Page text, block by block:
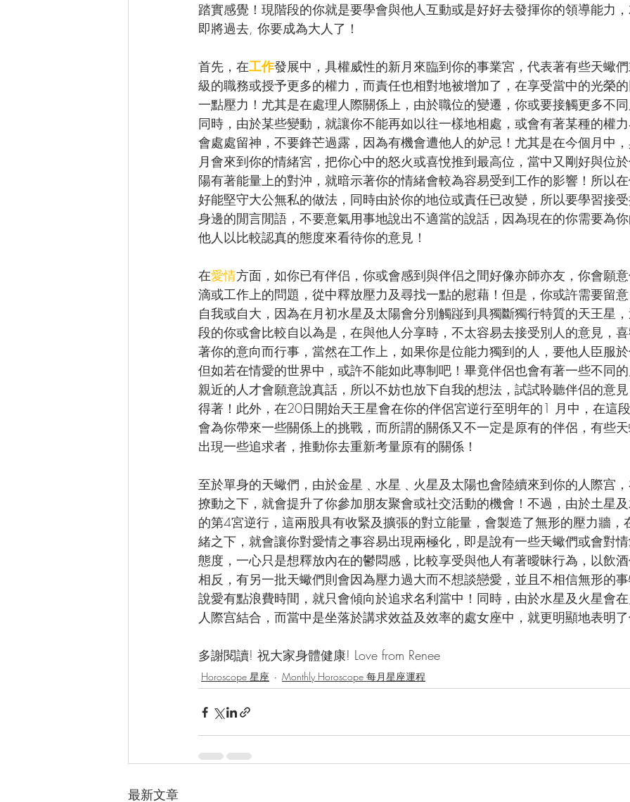
踏實感覺！現階段的你就是要學會與他人互動或是好好去發揮你的領導能力
即將過去, 你要成為大人了！
首先，在工作發展中，具權威性的新月來臨到你的事業宮，代表著有些天蠍
級的職務或授予更多的權力，而責任也相對地被增加了，在享受當中的光榮
一點壓力！尤其是在處理人際關係上，由於職位的變遷，你或要接觸更多不
同時，由於某些變動，就讓你不能再如以往一樣地相處，或會有著某種的權
會處處留神，不要鋒芒過露，因為有機會遭他人的妒忌！尤其是在今個月中
月會來到你的情緒宮，把你心中的怒火或喜悅推到最高位，當中又剛好與位
陽有著能量上的對沖，就暗示著你的情緒會較為容易受到工作的影響！所以
好能堅守大公無私的做法，同時由於你的地位或責任已改變，所以要學習接
身邊的閒言閒語，不要意氣用事地說出不適當的說話，因為現在的你需要為
他人以比較認真的態度來看待你的意見！
在愛情方面，如你已有伴侣，你或會感到與伴侣之間好像亦師亦友，你會願
滴或工作上的問題，從中釋放壓力及尋找一點的慰藉！但是，你或許需要留
自我或自大，因為在月初水星及太陽會分別觸踫到具獨斷獨行特質的天王星
段的你或會比較自以為是，在與他人分享時，不太容易去接受別人的意見，
著你的意向而行事，當然在工作上，如果你是位能力獨到的人，要他人臣服
但如若在情愛的世界中，或許不能如此專制吧！畢竟伴侶也會有著一些不同
親近的人才會願意說真話，所以不妨也放下自我的想法，試試聆聽伴侣的意
得著！此外，在20日開始天王星會在你的伴侶宮逆行至明年的1 月中，在這
會為你帶來一些關係上的挑戰，而所謂的關係又不一定是原有的伴侶，有些
出現一些追求者，推動你去重新考量原有的關係！
至於單身的天蠍們，由於金星﹑水星﹑火星及太陽也會陸續來到你的人際宫
撩動之下，就會提升了你參加朋友聚會或社交活動的機會！不過，由於土星
的第4宮逆行，這兩股具有收緊及擴張的對立能量，會製造了無形的壓力牆，
緒之下，就會讓你對愛情之事容易出現兩極化，即是說有一些天蠍們或會對
態度，一心只是想釋放內在的鬱悶感，比較享受與他人有著曖昧行為，以飲
相反，有另一批天蠍們則會因為壓力過大而不想談戀愛，並且不相信無形的
說愛有點浪費時間，就只會傾向於追求名利當中！同時，由於水星及火星會
人際宫結合，而當中是坐落於講求效益及效率的處女座中，就更明顯地表明
多謝閱讀! 祝大家身體健康! Love from Renee
Horoscope 星座 Monthly Horoscope 每月星座運程
最新文章